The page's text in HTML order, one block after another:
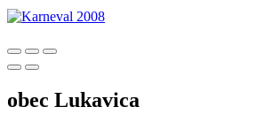
obec Lukavica